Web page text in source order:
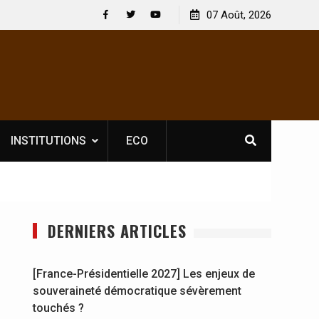
licence obligatoire pour les spectacles : En
d’Ivoire, l’opérateur culturel Soldat Jahboy se
[France-
07 Août, 2026
INSTITUTIONS ECO
DERNIERS ARTICLES
[France-Présidentielle 2027] Les enjeux de
souveraineté démocratique sévèrement
touchés ?